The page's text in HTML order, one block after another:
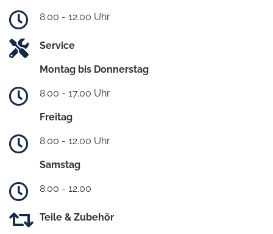
8.00 - 12.00 Uhr
Service
Montag bis Donnerstag
8.00 - 17.00 Uhr
Freitag
8.00 - 12.00 Uhr
Samstag
8.00 - 12.00
Teile & Zubehör